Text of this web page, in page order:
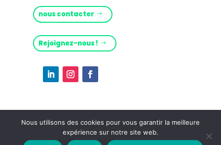
nous contacter
Rejoignez-nous !
Nous utilisons des cookies pour vous garantir la meilleure
expérience sur notre site web.